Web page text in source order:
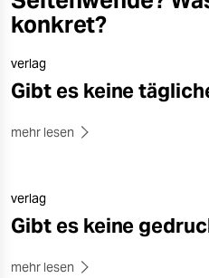
konkret?
verlag
Gibt es keine
mehr lesen
verlag
Gibt es keine
mehr lesen